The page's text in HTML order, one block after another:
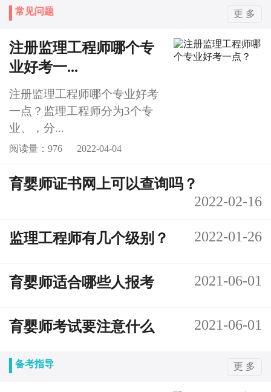
常见问题 更 多
注册监理工程师哪个专
业好考一...
注册监理工程师哪个专业好考
一点？监理工程师分为3个专
业、，分...
阅读量：976 2022-04-04
育婴师证书网上可以查询吗？
2022-02-16
监理工程师有几个级别？ 2022-01-26
育婴师适合哪些人报考 2021-06-01
育婴师考试要注意什么 2021-06-01
备考指导 更 多